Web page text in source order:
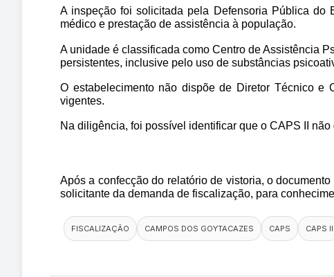
A inspeção foi solicitada pela Defensoria Pública
médico e prestação de assistência à população.
A unidade é classificada como Centro de Assistência
persistentes, inclusive pelo uso de substâncias
O estabelecimento não dispõe de Diretor Técnico e
vigentes.
Na diligência, foi possível identificar que o CAPS II
Após a confecção do relatório de vistoria, o
solicitante da demanda de fiscalização, para
FISCALIZAÇÃO CAMPOS DOS GOYTACAZES CAPS CAPS II